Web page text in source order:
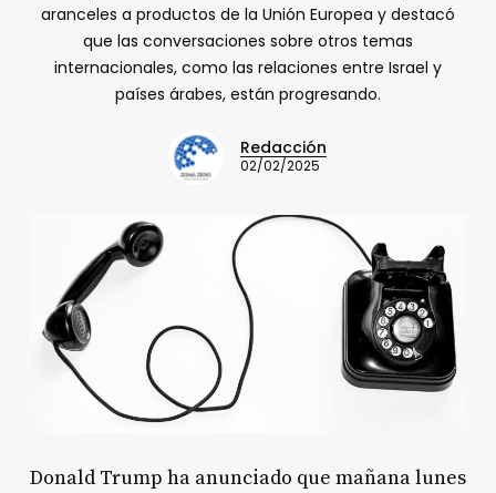
aranceles a productos de la Unión Europea y destacó
que las conversaciones sobre otros temas
internacionales, como las relaciones entre Israel y
países árabes, están progresando.
Redacción
02/02/2025
Donald Trump ha anunciado que mañana lunes